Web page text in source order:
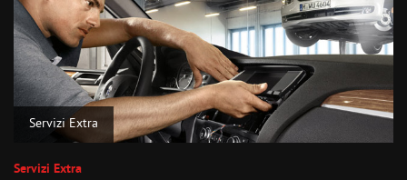
Servizi Extra
Servizi Extra